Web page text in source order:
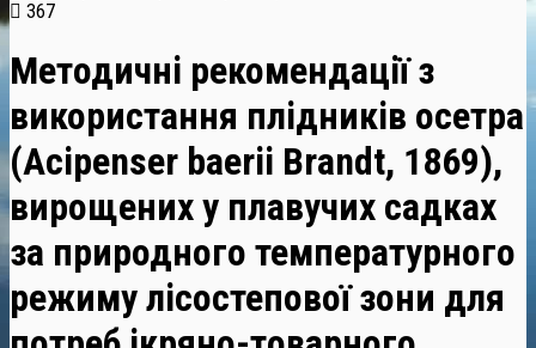
367
Методичні рекомендації з
використання плідників осетра
(Acipenser baerii Brandt, 1869),
вирощених у плавучих садках
за природного температурного
режиму лісостепової зони для